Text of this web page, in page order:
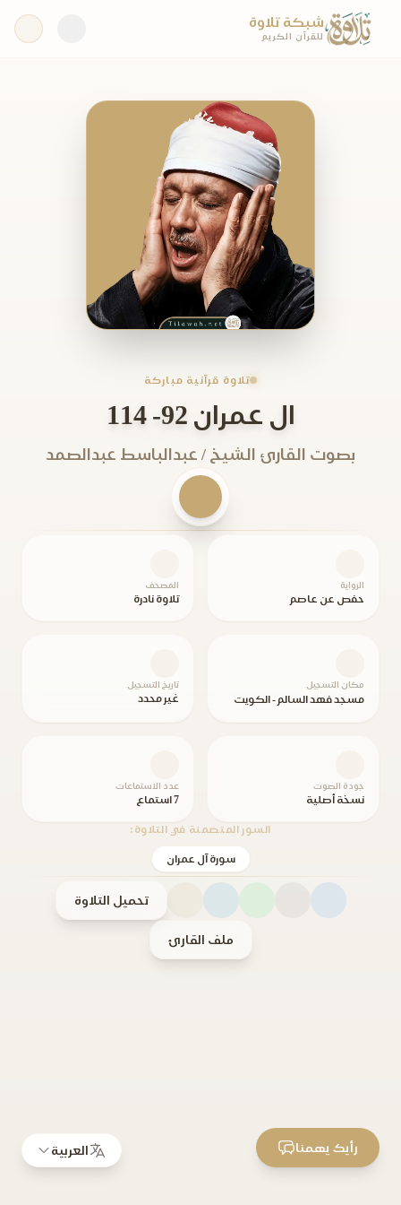
شبكة تلاوة
للقرآن الكريم
تلاوة قرآنية مباركة
ال عمران 92- 114
بصوت القارئ الشيخ / عبدالباسط عبدالصمد
الرواية
حفص عن عاصم
المصحف
تلاوة نادرة
مكان التسجيل
مسجد فهد السالم - الكويت
تاريخ التسجيل
غير محدد
جودة الصوت
نسخة أصلية
عدد الاستماعات
7 استماع
السور المتضمنة في التلاوة:
سورة آل عمران
تحميل التلاوة
ملف القارئ
العربية رأيك يهمنا